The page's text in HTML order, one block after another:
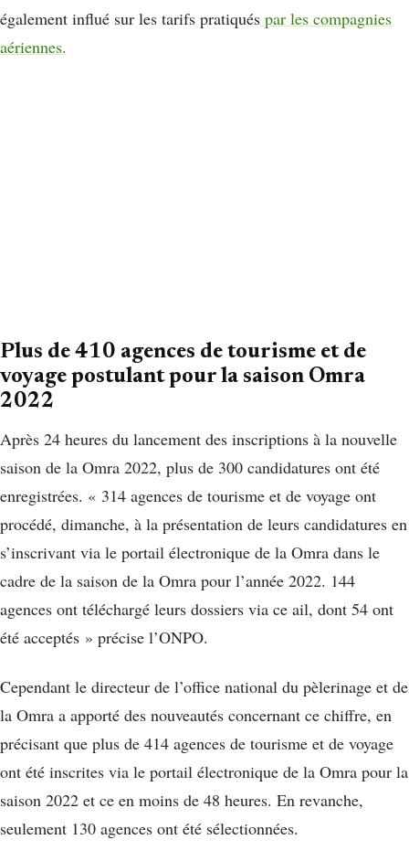
également influé sur les tarifs pratiqués par les compagnies
aériennes.
Plus de 410 agences de tourisme et de
voyage postulant pour la saison Omra
2022
Après 24 heures du lancement des inscriptions à la nouvelle
saison de la Omra 2022, plus de 300 candidatures ont été
enregistrées. « 314 agences de tourisme et de voyage ont
procédé, dimanche, à la présentation de leurs candidatures en
s’inscrivant via le portail électronique de la Omra dans le
cadre de la saison de la Omra pour l’année 2022. 144
agences ont téléchargé leurs dossiers via ce ail, dont 54 ont
été acceptés » précise l’ONPO.
Cependant le directeur de l’office national du pèlerinage et de
la Omra a apporté des nouveautés concernant ce chiffre, en
précisant que plus de 414 agences de tourisme et de voyage
ont été inscrites via le portail électronique de la Omra pour la
saison 2022 et ce en moins de 48 heures. En revanche,
seulement 130 agences ont été sélectionnées.